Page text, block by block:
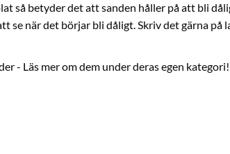
betyder det att sanden håller på att bli
när det börjar bli dåligt. Skriv det gärna på
- Läs mer om dem under deras egen kategori!